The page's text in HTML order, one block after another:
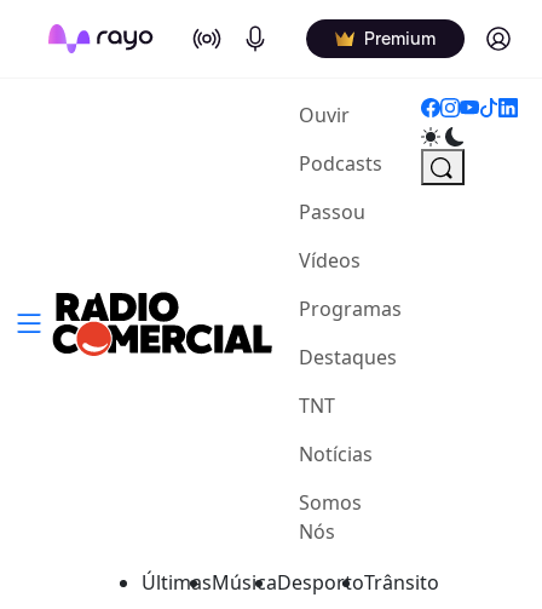
On Air Podcasts Premium Log in
Ouvir(current)
Podcasts
Passou
Vídeos
Programas
Destaques
TNT
Notícias
Somos
Nós
ÚltimasMúsicaDesportoTrânsito